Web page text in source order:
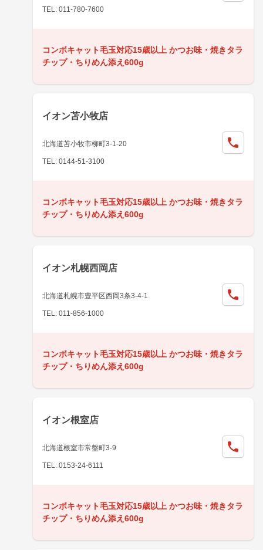
TEL: 011-780-7600
コンボキャット毛玉対応15歳以上 かつお味・焼きタラ
チップ・ちりめん添え600g
イオン苫小牧店
北海道苫小牧市柳町3-1-20
TEL: 0144-51-3100
コンボキャット毛玉対応15歳以上 かつお味・焼きタラ
チップ・ちりめん添え600g
イオン札幌西岡店
北海道札幌市豊平区西岡3条3-4-1
TEL: 011-856-1000
コンボキャット毛玉対応15歳以上 かつお味・焼きタラ
チップ・ちりめん添え600g
イオン根室店
北海道根室市常盤町3-9
TEL: 0153-24-6111
コンボキャット毛玉対応15歳以上 かつお味・焼きタラ
チップ・ちりめん添え600g